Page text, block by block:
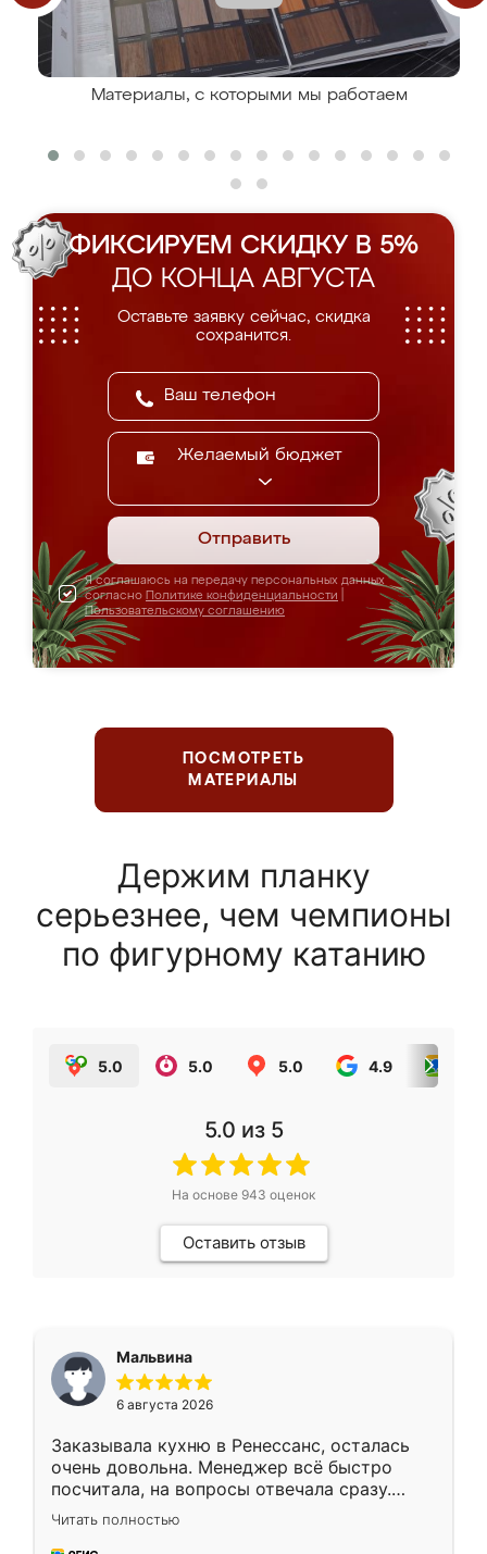
Материалы, с которыми мы работаем
ФИКСИРУЕМ СКИДКУ В 5%
ДО КОНЦА АВГУСТА
Оставьте заявку сейчас, скидка
сохранится.
Желаемый бюджет
Отправить
Я соглашаюсь на передачу персональных данных
согласно Политике конфиденциальности
Пользовательскому соглашению
ПОСМОТРЕТЬ
МАТЕРИАЛЫ
Держим планку
серьезнее, чем чемпионы
по фигурному катанию
5.0 5.0 5.0 4.9
5.0 из 5
На основе 943 оценок
Оставить отзыв
Мальвина
6 августа 2026
Заказывала кухню в Ренессанс, осталась
очень довольна. Менеджер всё быстро
посчитала, на вопросы отвечала сразу.
Замерщик приехал в субботу, подошёл к
делу со всей ответственностью. Собрали
Читать полностью